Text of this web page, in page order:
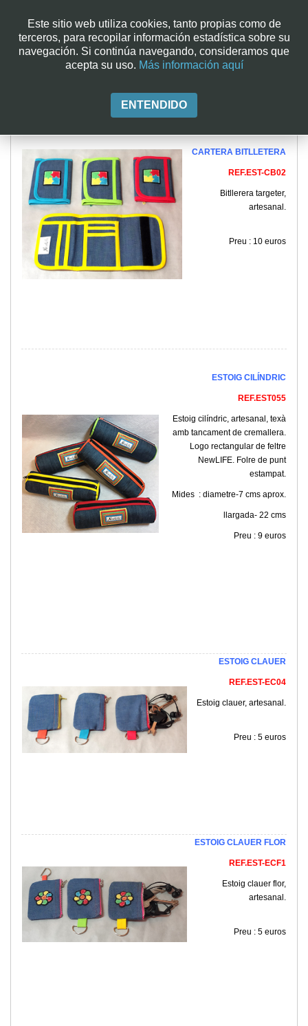
CARTERA BITLLETERA
REF.EST-CB02
Bitllerera targeter,
artesanal.
Preu : 10 euros
ESTOIG CILÍNDRIC
REF.EST055
Estoig cilíndric, artesanal, texà
amb tancament de cremallera.
Logo rectangular de feltre
NewLIFE. Folre de punt
estampat.
Mides : diametre-7 cms aprox.
llargada- 22 cms
Preu : 9 euros
ESTOIG CLAUER
REF.EST-EC04
Estoig clauer, artesanal.
Preu : 5 euros
ESTOIG CLAUER FLOR
REF.EST-ECF1
Estoig clauer flor,
artesanal.
Preu : 5 euros
Este sitio web utiliza cookies, tanto propias como de
terceros, para recopilar información estadística sobre su
navegación. Si continúa navegando, consideramos que
acepta su uso. Más información aquí
ENTENDIDO